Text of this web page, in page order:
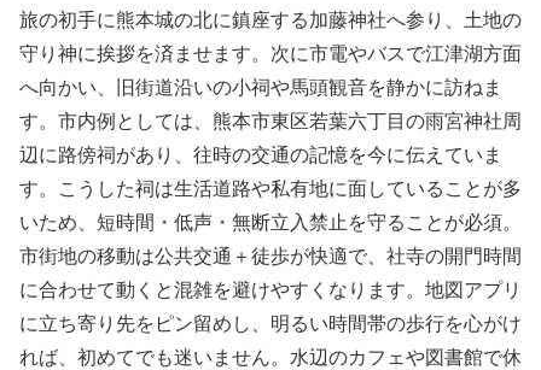
旅の初手に熊本城の北に鎮座する加藤神社へ参り、土地の
守り神に挨拶を済ませます。次に市電やバスで江津湖方面
へ向かい、旧街道沿いの小祠や馬頭観音を静かに訪ねま
す。市内例としては、熊本市東区若葉六丁目の雨宮神社周
辺に路傍祠があり、往時の交通の記憶を今に伝えていま
す。こうした祠は生活道路や私有地に面していることが多
いため、短時間・低声・無断立入禁止を守ることが必須。
市街地の移動は公共交通＋徒歩が快適で、社寺の開門時間
に合わせて動くと混雑を避けやすくなります。地図アプリ
に立ち寄り先をピン留めし、明るい時間帯の歩行を心がけ
れば、初めてでも迷いません。水辺のカフェや図書館で休